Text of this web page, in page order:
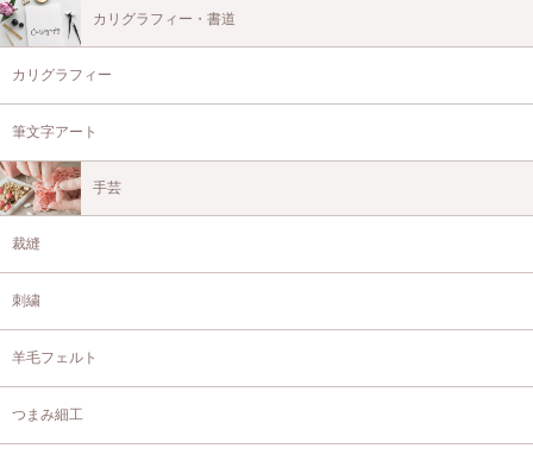
カリグラフィー・書道
カリグラフィー
筆文字アート
手芸
裁縫
刺繍
羊毛フェルト
つまみ細工